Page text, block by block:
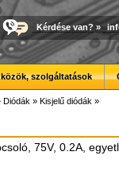
Kérdése van? »
szolgáltatások
Diódák » Kisjelű diódák »
75V, 0.2A,